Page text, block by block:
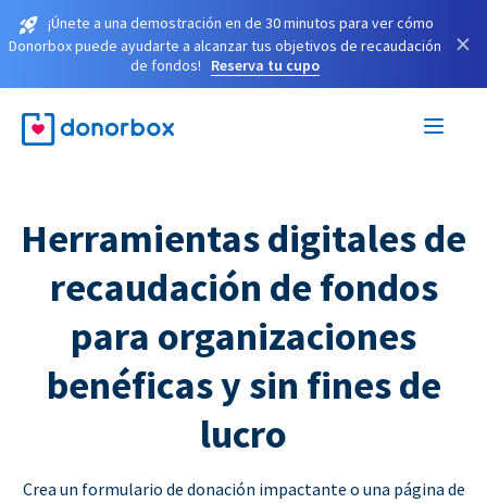
¡Únete a una demostración en de 30 minutos para ver cómo
Donorbox puede ayudarte a alcanzar tus objetivos de recaudación
de fondos!
Reserva tu cupo
×
Herramientas digitales de
recaudación de fondos
para organizaciones
benéficas y sin fines de
lucro
Crea un formulario de donación impactante o una página de